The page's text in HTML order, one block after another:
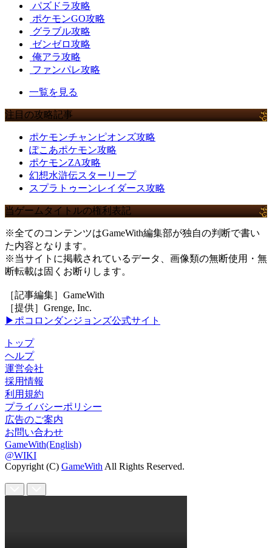
パズドラ攻略
ポケモンGO攻略
グラブル攻略
ゼンゼロ攻略
俺アラ攻略
ファンパレ攻略
一覧を見る
注目の攻略記事
ポケモンチャンピオンズ攻略
ぽこあポケモン攻略
ポケモンZA攻略
幻想水滸伝スターリープ
スプラトゥーンレイダース攻略
当ゲームタイトルの権利表記
※全てのコンテンツはGameWith編集部が独自の判断で書い
た内容となります。
※当サイトに掲載されているデータ、画像類の無断使用・無
断転載は固くお断りします。
［記事編集］GameWith
［提供］Grenge, Inc.
▶ポコロンダンジョンズ公式サイト
トップ
ヘルプ
運営会社
採用情報
利用規約
プライバシーポリシー
広告のご案内
お問い合わせ
GameWith(English)
@WIKI
Copyright (C) GameWith All Rights Reserved.